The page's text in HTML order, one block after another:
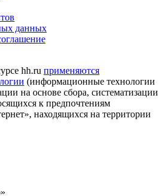
данных
hh.ru применяются
(информационные технологии
на основе сбора, систематизации
к предпочтениям
находящихся на территории